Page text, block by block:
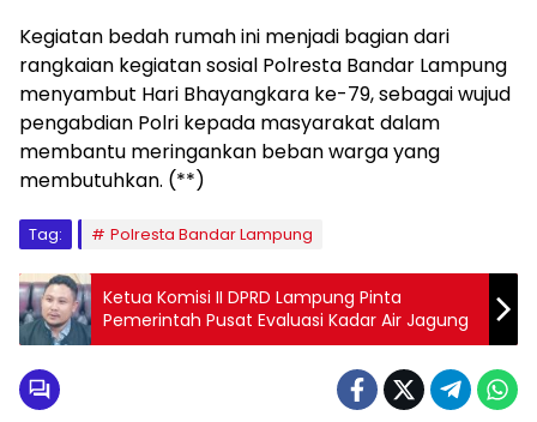
Kegiatan bedah rumah ini menjadi bagian dari
rangkaian kegiatan sosial Polresta Bandar Lampung
menyambut Hari Bhayangkara ke-79, sebagai wujud
pengabdian Polri kepada masyarakat dalam
membantu meringankan beban warga yang
membutuhkan. (**)
Tag: Polresta Bandar Lampung
Ketua Komisi II DPRD Lampung Pinta
Pemerintah Pusat Evaluasi Kadar Air Jagung